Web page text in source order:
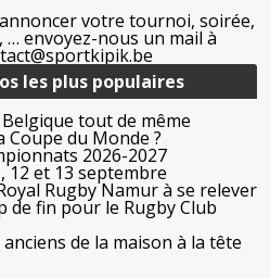
votre tournoi, soirée,
… envoyez-nous un mail à
les plus populaires
Belgique tout de même
Coupe du Monde ?
2026-2027
12 et 13 septembre
Rugby Namur à se relever
de fin pour le Rugby Club
anciens de la maison à la tête